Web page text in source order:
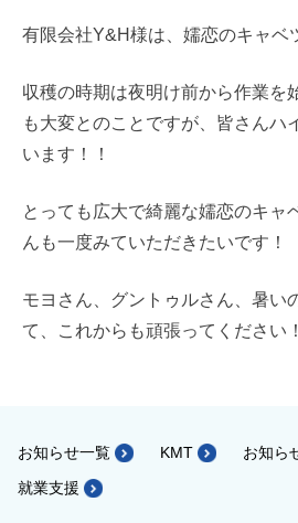
有限会社Y&H様は、嬬恋のキャベ
収穫の時期は夜明け前から作業を
も大変とのことですが、皆さんハ
います！！
とっても広大で綺麗な嬬恋のキャ
んも一度みていただきたいです！
モヨさん、グントゥルさん、暑い
て、これからも頑張ってください！
お知らせ一覧 KMT お知ら
就業支援